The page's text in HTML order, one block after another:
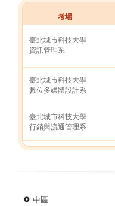
考場
臺北城市科技大學
資訊管理系
臺北城市科技大學
數位多媒體設計系
臺北城市科技大學
行銷與流通管理系
中區